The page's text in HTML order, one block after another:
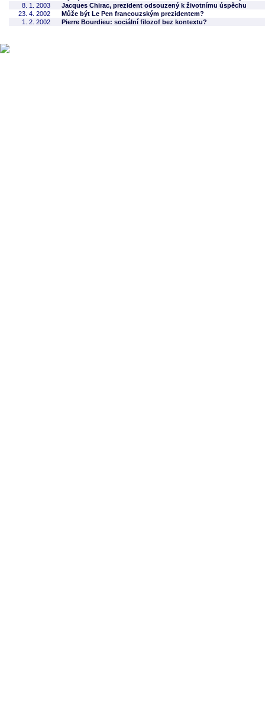
8. 1. 2003
Jacques Chirac, prezident odsouzený k životnímu úspěchu
23. 4. 2002
Může být Le Pen francouzským prezidentem?
1. 2. 2002
Pierre Bourdieu: sociální filozof bez kontextu?